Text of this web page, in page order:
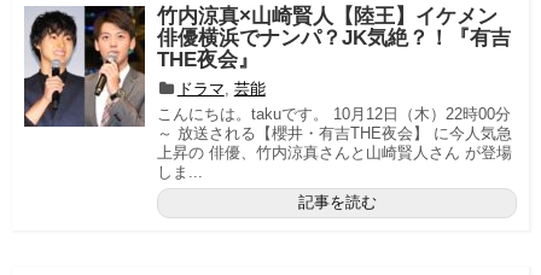
竹内涼真×山崎賢人【陸王】イケメン
俳優横浜でナンパ？JK気絶？！『有吉
THE夜会』
ドラマ 芸能
こんにちは。takuです。 10月12日（木）22時00分
～ 放送される【櫻井・有吉THE夜会】 に今人気急
上昇の 俳優、竹内涼真さんと山崎賢人さん が登場
しま...
記事を読む
免責事項